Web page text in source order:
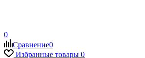
0
Сравнение0
Избранные товары 0